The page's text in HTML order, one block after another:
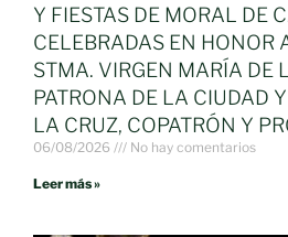
Y FIESTAS DE MORAL DE
CELEBRADAS EN HONOR
STMA. VIRGEN MARÍA DE
PATRONA DE LA CIUDAD
LA CRUZ, COPATRÓN Y
06/08/2026 No hay comentarios
Leer más »